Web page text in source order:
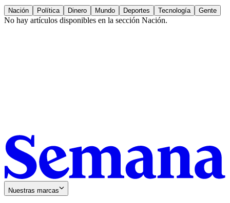
Nación Política Dinero Mundo Deportes Tecnología Gente
No hay artículos disponibles en la sección Nación.
Nuestras marcas